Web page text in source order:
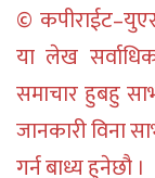
©
या लेख
समाचार हुबहु
जानकारी विना
गर्न बाध्य हुनेछौ ।